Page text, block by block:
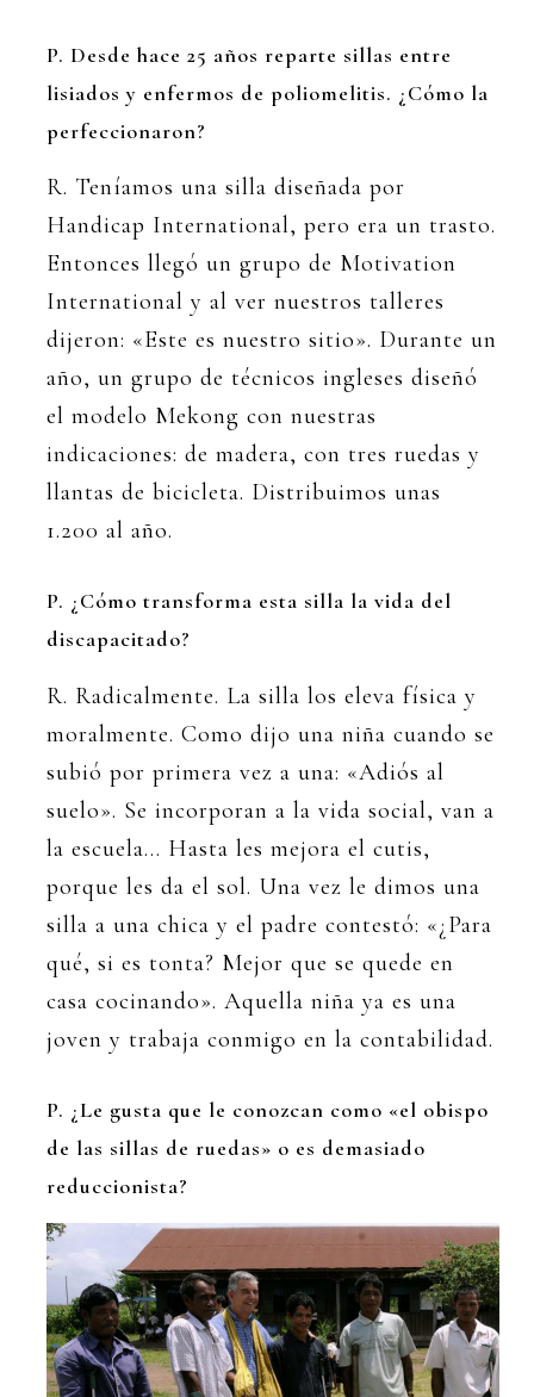
P. Desde hace 25 años reparte sillas entre
lisiados y enfermos de poliomelitis. ¿Cómo la
perfeccionaron?
R. Teníamos una silla diseñada por
Handicap International, pero era un trasto.
Entonces llegó un grupo de Motivation
International y al ver nuestros talleres
dijeron: «Este es nuestro sitio». Durante un
año, un grupo de técnicos ingleses diseñó
el modelo Mekong con nuestras
indicaciones: de madera, con tres ruedas y
llantas de bicicleta. Distribuimos unas
1.200 al año.
P. ¿Cómo transforma esta silla la vida del
discapacitado?
R. Radicalmente. La silla los eleva física y
moralmente. Como dijo una niña cuando se
subió por primera vez a una: «Adiós al
suelo». Se incorporan a la vida social, van a
la escuela… Hasta les mejora el cutis,
porque les da el sol. Una vez le dimos una
silla a una chica y el padre contestó: «¿Para
qué, si es tonta? Mejor que se quede en
casa cocinando». Aquella niña ya es una
joven y trabaja conmigo en la contabilidad.
P. ¿Le gusta que le conozcan como «el obispo
de las sillas de ruedas» o es demasiado
reduccionista?